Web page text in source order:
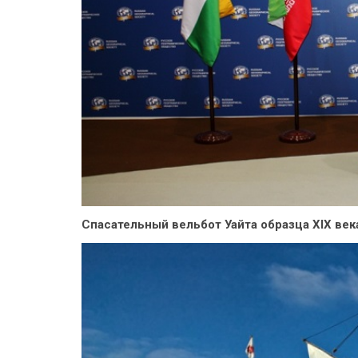
Спасательный вельбот Уайта образца XIX